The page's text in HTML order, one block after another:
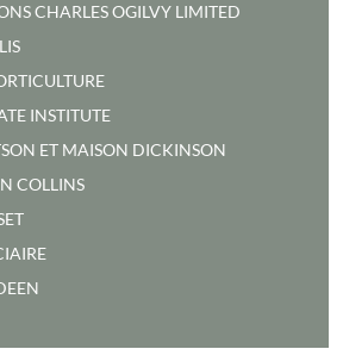
CHARLES OGILVY LIMITED
INSTITUTE
ET MAISON DICKINSON
COLLINS